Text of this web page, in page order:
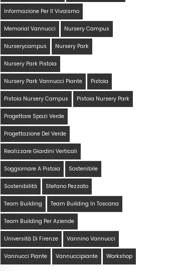
Informazione Per Il Vivaismo
Memorial Vannucci Nursery Campus
Nurserycampus Nursery Park
Nursery Park Pistoia
Nursery Park Vannucci Piante Pistoia
Pistoia Nursery Campus Pistoia Nursery Park
Progettare Spazi Verde
Progettazione Del Verde
Realizzare Giardini Verticali
Soggiornare A Pistoia Sostenibile
Sostenibilità Stefano Pezzato
Team Building Team Building In Toscana
Team Building Per Aziende
Università Di Firenze Vannino Vannucci
Vannucci Piante Vannuccipiante Workshop